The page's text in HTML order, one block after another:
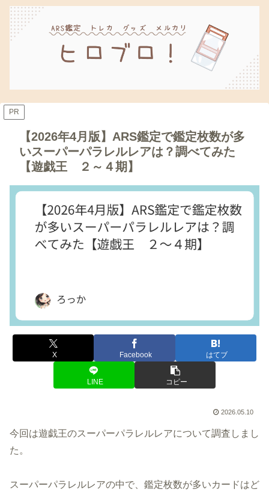
PR
【2026年4月版】ARS鑑定で鑑定枚数が多
いスーパーパラレルレアは？調べてみた
【遊戯王 ２～４期】
X Facebook はてブ
LINE コピー
2026.05.10
今回は遊戯王のスーパーパラレルレアについて調査しまし
た。
スーパーパラレルレアの中で、鑑定枚数が多いカードはど